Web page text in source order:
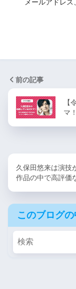
メールアドレス
前の記事
【
マ
久保田悠来は演技
作品の中で高評価
このブログ